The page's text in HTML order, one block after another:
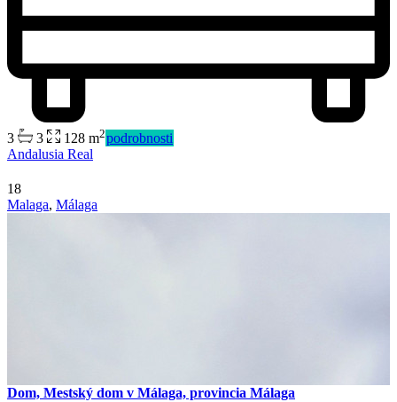
3 3 128 m2podrobnosti
Andalusia Real
18
Malaga, Málaga
Dom, Mestský dom v Málaga, provincia Málaga